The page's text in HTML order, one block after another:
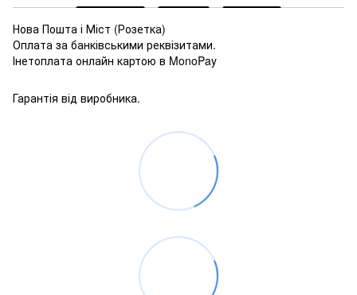
Нова Пошта і Міст (Розетка)
Оплата за банківськими реквізитами.
Інетоплата онлайн картою в MonoPay
Гарантія від виробника.